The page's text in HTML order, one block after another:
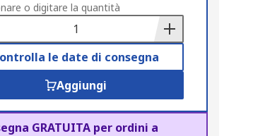
o digitare la quantità
le date di consegna
Aggiungi
GRATUITA per ordini a